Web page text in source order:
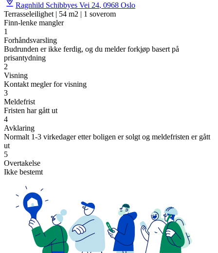
Ragnhild Schibbyes Vei 24, 0968 Oslo
Terrasseleilighet | 54 m2 | 1 soverom
Finn-lenke mangler
1
Forhåndsvarsling
Budrunden er ikke ferdig, og du melder forkjøp basert på
prisantydning
2
Visning
Kontakt megler for visning
3
Meldefrist
Fristen har gått ut
4
Avklaring
Normalt 1-3 virkedager etter boligen er solgt og meldefristen er gått
ut
5
Overtakelse
Ikke bestemt